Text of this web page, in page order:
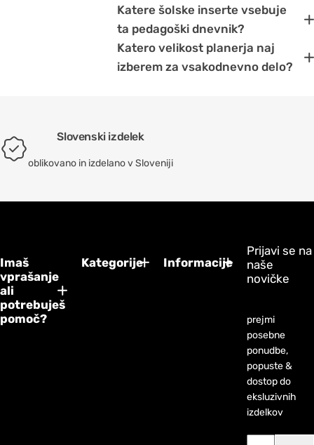
Katere šolske inserte vsebuje
ta pedagoški dnevnik?
Katero velikost planerja naj
izberem za vsakodnevno delo?
Slovenski izdelek
oblikovano in izdelano v Sloveniji
Imaš
vprašanje
ali
potrebuješ
pomoč?
Kategorije Informacije
Prijavi se na
naše
novičke
prejmi
posebne
ponudbe,
popuste &
dostop do
eksluzivnih
izdelkov